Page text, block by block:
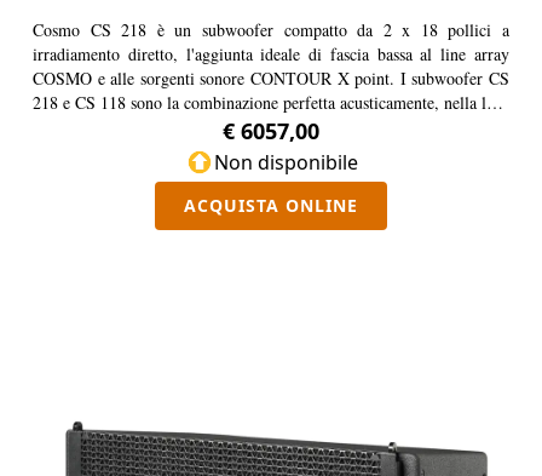
Cosmo CS 218 è un subwoofer compatto da 2 x 18 pollici a
irradiamento diretto, l'aggiunta ideale di fascia bassa al line array
COSMO e alle sorgenti sonore CONTOUR X point. I subwoofer CS
218 e CS 118 sono la combinazione perfetta acusticamente, nella loro
fase e nelle dimensioni del cabinet e possono quindi essere facilmente
combinati per formare sub-cluster perfettamente sintonizzati. Come
per il CS 118 più piccolo, le dimensioni si basano sulle dimensioni
standardizzate del pallet o del camion.
€ 6057,00
Non disponibile
ACQUISTA ONLINE